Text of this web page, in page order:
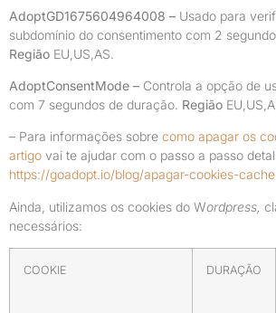
AdoptGD1675604964008 – Usado para
subdomínio do consentimento com 2
Região EU,US,AS.
AdoptConsentMode – Controla a opção de
com 7 segundos de duração. Região
– Para informações sobre como apagar os
artigo vai te ajudar com o passo a passo
https://goadopt.io/blog/apagar-cookies-
Ainda, utilizamos os cookies do Wordpress,
necessários:
COOKIE DURAÇÃO